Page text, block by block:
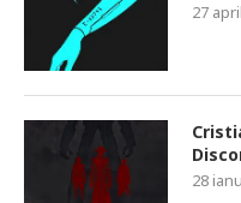
27
28